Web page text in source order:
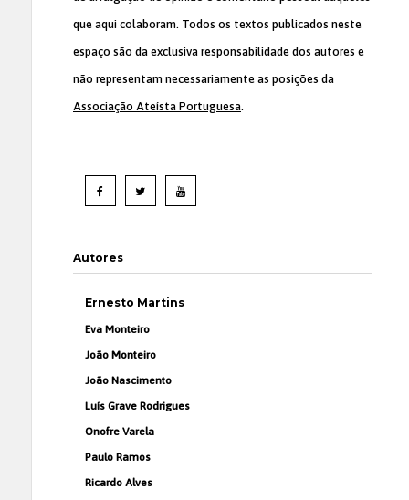
que aqui colaboram. Todos os textos publicados neste
espaço são da exclusiva responsabilidade dos autores e
não representam necessariamente as posições da
Associação Ateísta Portuguesa.
Autores
Ernesto Martins
Eva Monteiro
João Monteiro
João Nascimento
Luís Grave Rodrigues
Onofre Varela
Paulo Ramos
Ricardo Alves